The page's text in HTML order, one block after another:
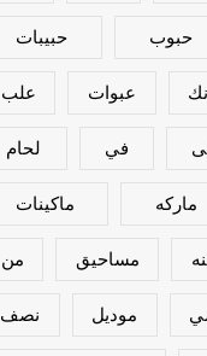
حبوب حبيبات
عبوات علب
في لحام
ماركه ماكينات
مساحيق من
موديل نصف